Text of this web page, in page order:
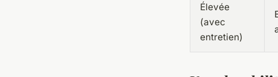
Élevée
(avec
entretien)